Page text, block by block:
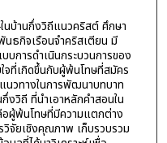
นบ้านกึ่งวิถีแนวคริสต์ ศึกษา
ธกิจเรือนจำคริสเตียน มี
การดำเนินกระบวนการของ
จที่เกิดขึ้นกับผู้พ้นโทษที่สมัคร
นวทางในการพัฒนาบทบาท
งวิถี ที่นำเอาหลักคำสอนใน
อผู้พ้นโทษที่มีความแตกต่าง
วิจัยเชิงคุณภาพ เก็บรวบรวม